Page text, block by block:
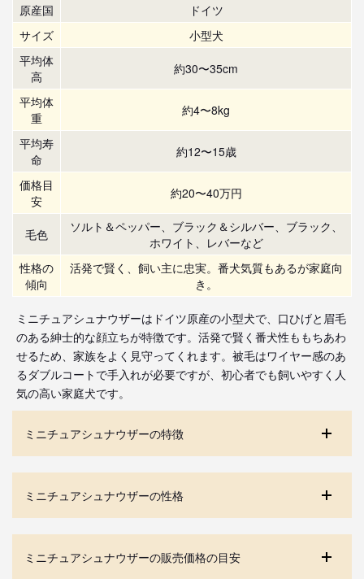
原産国
ドイツ
サイズ
小型犬
平均体
高
約30〜35cm
平均体
重
約4〜8kg
平均寿
命
約12〜15歳
価格目
安
約20〜40万円
毛色
ソルト＆ペッパー、ブラック＆シルバー、ブラック、
ホワイト、レバーなど
性格の
傾向
活発で賢く、飼い主に忠実。番犬気質もあるが家庭向
き。
ミニチュアシュナウザーはドイツ原産の小型犬で、口ひげと眉毛
のある紳士的な顔立ちが特徴です。活発で賢く番犬性ももちあわ
せるため、家族をよく見守ってくれます。被毛はワイヤー感のあ
るダブルコートで手入れが必要ですが、初心者でも飼いやすく人
気の高い家庭犬です。
ミニチュアシュナウザーの特徴
ミニチュアシュナウザーの性格
ミニチュアシュナウザーの販売価格の目安